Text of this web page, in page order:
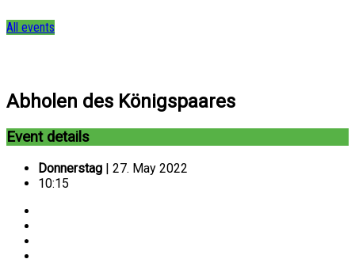
All events
Abholen des Königspaares
Event details
Donnerstag | 27. May 2022
10:15